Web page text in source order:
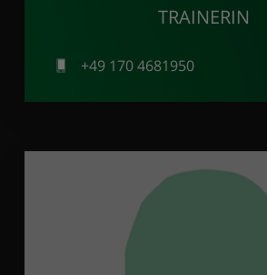
TRAINERIN
+49 170 4681950